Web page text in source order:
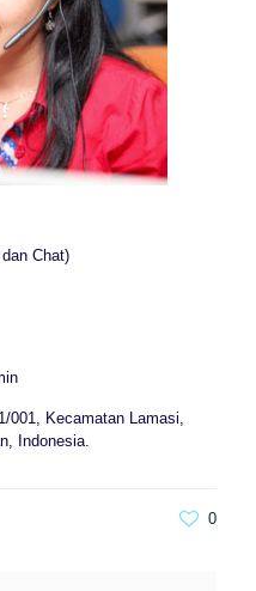
Chat)
Kecamatan Lamasi,
Indonesia.
0